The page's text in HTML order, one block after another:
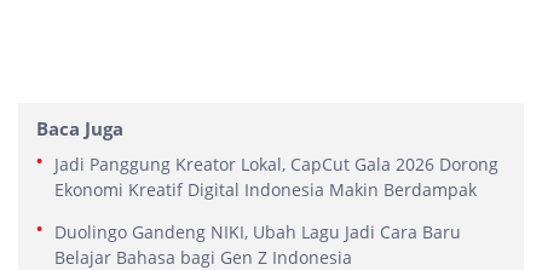
Baca Juga
Jadi Panggung Kreator Lokal, CapCut Gala 2026 Dorong
Ekonomi Kreatif Digital Indonesia Makin Berdampak
Duolingo Gandeng NIKI, Ubah Lagu Jadi Cara Baru
Belajar Bahasa bagi Gen Z Indonesia